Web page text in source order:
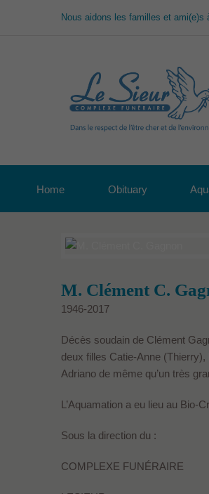
Nous aidons les familles et ami(e)s
Home Obituary
M. Clément C.
1946-2017
Décès soudain de Clément
deux filles Catie-Anne
Adriano de même qu’un très
L’Aquamation a eu lieu au Bio-
Sous la direction du :
COMPLEXE FUNÉRAIRE